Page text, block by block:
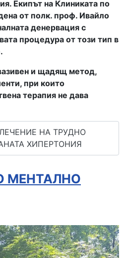
Екипът на Клиниката по
от полк. проф. Ивайло
денервация с
процедура от този тип в
и щадящ метод,
при които
терапия не дава
НА ТРУДНО
ХИПЕРТОНИЯ
МЕНТАЛНО